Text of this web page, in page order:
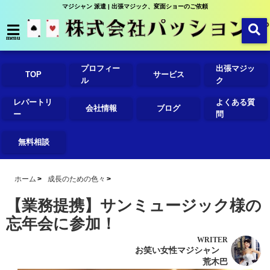
マジシャン 派遣 | 出張マジック、変面ショーのご依頼
menu
TOP
プロフィー
ル
サービス
出張マジッ
ク
レパートリ
ー
会社情報 ブログ
よくある質
問
無料相談
ホーム 成長のための色々
【業務提携】サンミュージック様の
忘年会に参加！
WRITER
お笑い女性マジシャン
荒木巴